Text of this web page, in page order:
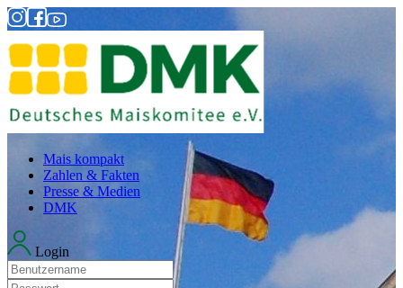
Mais kompakt
Zahlen & Fakten
Presse & Medien
DMK
Login